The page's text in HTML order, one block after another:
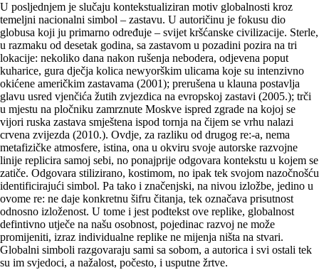
U posljednjem je slučaju kontekstualiziran motiv globalnosti kroz
temeljni nacionalni simbol – zastavu. U autoričinu je fokusu dio
globusa koji ju primarno određuje – svijet kršćanske civilizacije. Sterle,
u razmaku od desetak godina, sa zastavom u pozadini pozira na tri
lokacije: nekoliko dana nakon rušenja nebodera, odjevena poput
kuharice, gura dječja kolica newyorškim ulicama koje su intenzivno
oki­ćene američkim zastavama (2001); prerušena u klauna postavlja
glavu usred vjenčića žutih zvjezdica na evropskoj zastavi (2005.); trči
u mjestu na pločniku zamrznute Moskve ispred zgrade na kojoj se
vijori ruska zastava smještena ispod tornja na čijem se vrhu nalazi
crvena zvijezda (2010.). Ovdje, za razliku od drugog re:-a, nema
metafizičke atmosfere, istina, ona u okviru svoje autorske razvojne
linije replicira samoj sebi, no ponajprije odgovara kontekstu u kojem se
zatiče. Odgovara stilizirano, kostimom, no ipak tek svojom nazočnošću
identificirajući simbol. Pa tako i značenjski, na nivou izložbe, jedino u
ovome re: ne daje konkretnu šifru čitanja, tek označava prisutnost
odnosno izloženost. U tome i jest podtekst ove replike, globalnost
defintivno utječe na našu osobnost, pojedinac razvoj ne može
promijeniti, izraz individualne replike ne mijenja ništa na stvari.
Globalni simboli razgovaraju sami sa sobom, a autorica i svi ostali tek
su im svjedoci, a nažalost, počesto, i usputne žrtve.